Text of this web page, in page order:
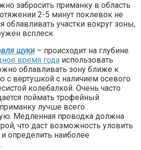
забросить приманку в область
2-5 минут поклевок не
облавливать участки вокруг зоны,
всплеск
щуки – происходит на глубине.
время года использовать
облавливать зону ближе к
с вертушкой с наличием осевого
колебалкой. Очень часто
поймать трофейный
лучше всего
Медленная проводка должна
что даст возможность уловить
определить наиболее